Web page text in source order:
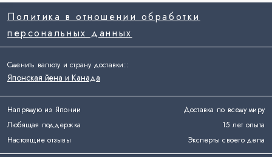
Напрямую из Японии
Доставка по всему миру
Любящая поддержка
15 лет опыта
Настоящие отзывы
Эксперты своего дела
Политика в отношении обработки
персональных данных
Сменить валюту и страну доставки::
Японская йена и Канада